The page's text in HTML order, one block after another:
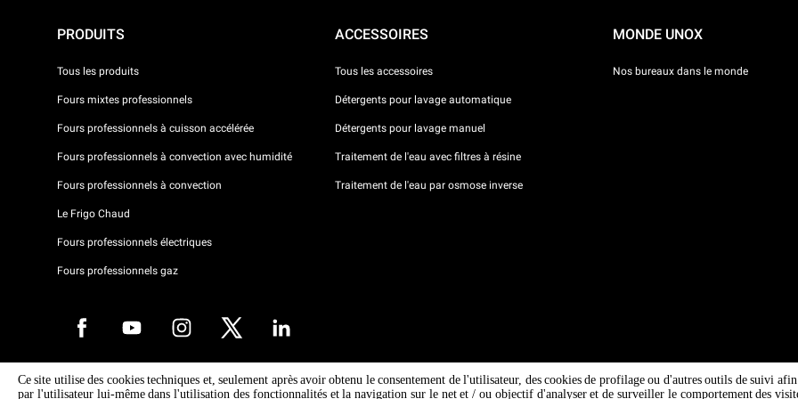
PRODUITS
Tous les produits
Fours mixtes professionnels
Fours professionnels à cuisson accélérée
Fours professionnels à convection avec humidité
Fours professionnels à convection
Le Frigo Chaud
Fours professionnels électriques
Fours professionnels gaz
ACCESSOIRES
Tous les accessoires
Détergents pour lavage automatique
Détergents pour lavage manuel
Traitement de l'eau avec filtres à résine
Traitement de l'eau par osmose inverse
MONDE UNOX
Nos bureaux dans le monde
Droits d'auteurt 2026 UNOX SpA Tous droits réservés. Reg.Papova n °
Ce site utilise des cookies techniques et, seulement après avoir obtenu le consentement de l'utilisateur, des cookies de profilage ou d'autres outils de suivi
par l'utilisateur lui-même dans l'utilisation des fonctionnalités et la navigation sur le net et / ou objectif d'analyser et de surveiller le comportement des